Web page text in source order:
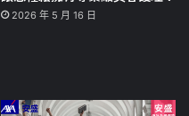
2026 年 5 月 16 日